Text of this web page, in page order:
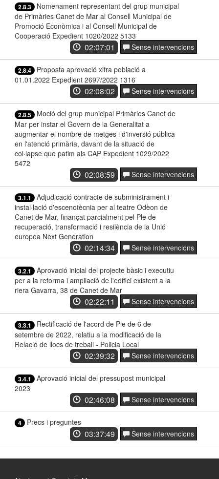
2.8.3
Nomenament representant del grup municipal
de Primàries Canet de Mar al Consell Municipal de
Promoció Econòmica i al Consell Municipal de
Cooperació Expedient 1020/2022 5133
02:07:01 Sense intervencions
2.8.4
Proposta aprovació xifra població a
01.01.2022 Expedient 2697/2022 1316
02:08:02 Sense intervencions
2.8.5
Moció del grup municipal Primàries Canet de
Mar per instar el Govern de la Generalitat a
augmentar el nombre de metges i d'inversió pública
en l'atenció primària, davant de la situació de
col·lapse que patim als CAP Expedient 1029/2022
5472
02:08:59 Sense intervencions
3.1.1
Adjudicació contracte de subministrament i
instal·lació d'escenotècnia per al teatre Odèon de
Canet de Mar, finançat parcialment pel Ple de
recuperació, transformació i resilència de la Unió
europea Next Generation
02:14:34 Sense intervencions
3.2.1
Aprovació inicial del projecte bàsic i executiu
per a la reforma i ampliació de l'edifici existent a la
riera Gavarra, 38 de Canet de Mar
02:22:11 Sense intervencions
3.3.1
Rectificació de l'acord de Ple de 6 de
setembre de 2022, relatiu a la modificació de la
Relació de llocs de treball - Policia Local
02:39:32 Sense intervencions
3.4.1
Aprovació inicial del pressupost municipal
2023
02:46:08 Sense intervencions
4 Precs i preguntes
03:37:49 Sense intervencions